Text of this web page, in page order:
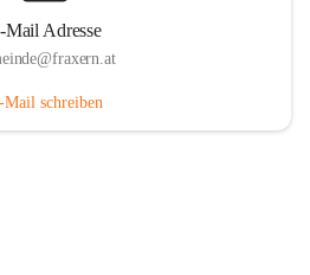
Mail Adresse
Mail schreiben